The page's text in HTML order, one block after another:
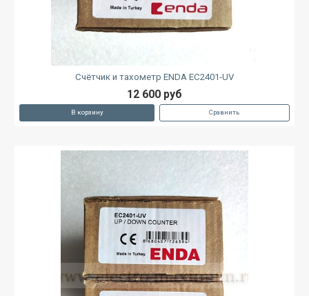
Счётчик и тахометр ENDA EC2401-UV
12 600 руб
В корзину Сравнить